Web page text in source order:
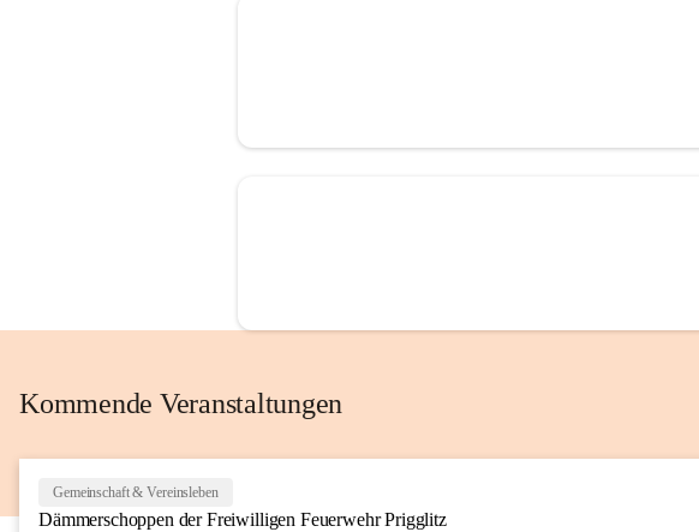
Kommende Veranstaltungen
Gemeinschaft & Vereinsleben
Dämmerschoppen der Freiwilligen Feuerwehr Prigglitz